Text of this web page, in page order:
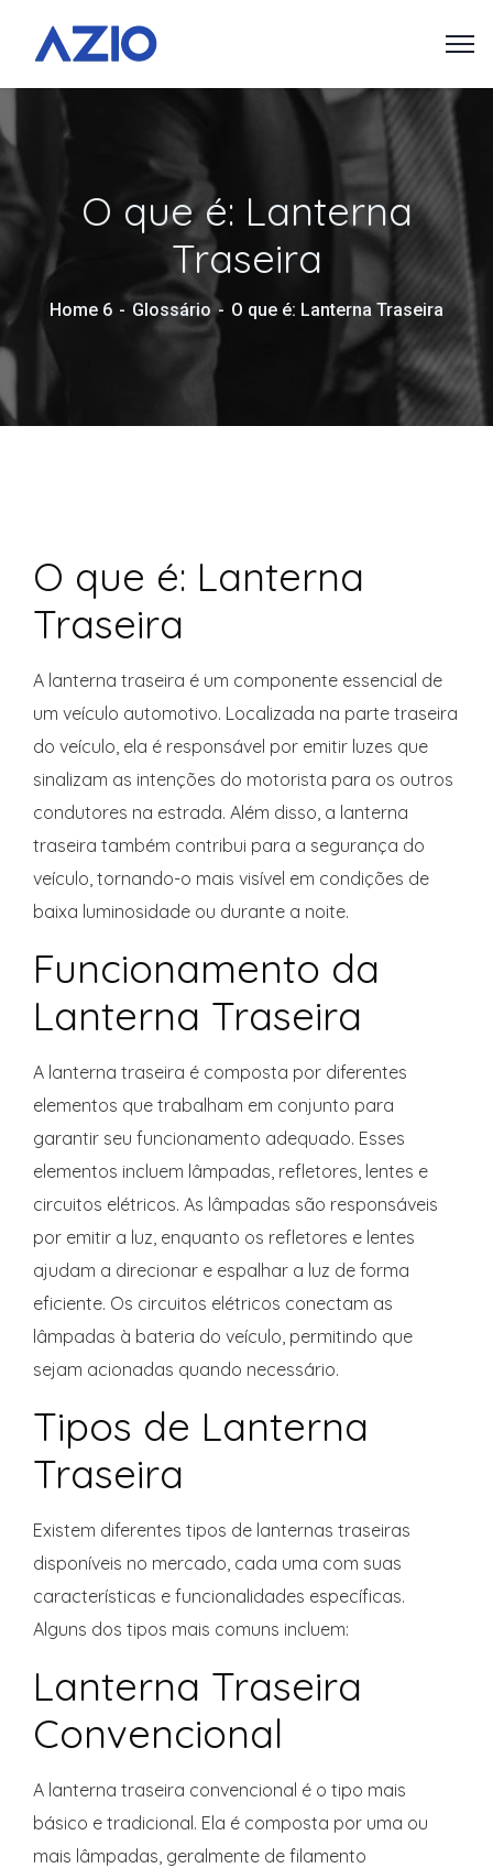
O que é: Lanterna
Traseira
Home 6 Glossário O que é: Lanterna Traseira
O que é: Lanterna
Traseira
A lanterna traseira é um componente essencial de
um veículo automotivo. Localizada na parte traseira
do veículo, ela é responsável por emitir luzes que
sinalizam as intenções do motorista para os outros
condutores na estrada. Além disso, a lanterna
traseira também contribui para a segurança do
veículo, tornando-o mais visível em condições de
baixa luminosidade ou durante a noite.
Funcionamento da
Lanterna Traseira
A lanterna traseira é composta por diferentes
elementos que trabalham em conjunto para
garantir seu funcionamento adequado. Esses
elementos incluem lâmpadas, refletores, lentes e
circuitos elétricos. As lâmpadas são responsáveis
por emitir a luz, enquanto os refletores e lentes
ajudam a direcionar e espalhar a luz de forma
eficiente. Os circuitos elétricos conectam as
lâmpadas à bateria do veículo, permitindo que
sejam acionadas quando necessário.
Tipos de Lanterna
Traseira
Existem diferentes tipos de lanternas traseiras
disponíveis no mercado, cada uma com suas
características e funcionalidades específicas.
Alguns dos tipos mais comuns incluem:
Lanterna Traseira
Convencional
A lanterna traseira convencional é o tipo mais
básico e tradicional. Ela é composta por uma ou
mais lâmpadas, geralmente de filamento